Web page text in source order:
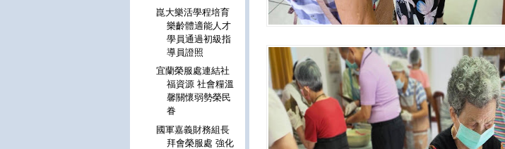
崑大樂活學程培育
樂齡體適能人才
學員通過初級指
導員證照
宜蘭榮服處連結社
福資源 社會糧溫
馨關懷弱勢榮民
眷
國軍嘉義財務組長
拜會榮服處 強化